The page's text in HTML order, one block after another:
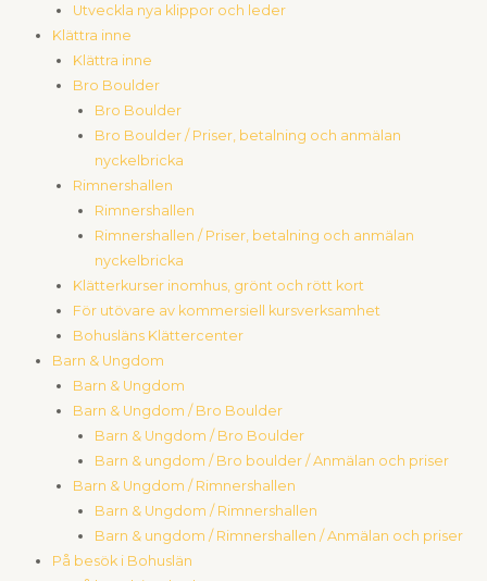
Utveckla nya klippor och leder
Klättra inne
Klättra inne
Bro Boulder
Bro Boulder
Bro Boulder / Priser, betalning och anmälan
nyckelbricka
Rimnershallen
Rimnershallen
Rimnershallen / Priser, betalning och anmälan
nyckelbricka
Klätterkurser inomhus, grönt och rött kort
För utövare av kommersiell kursverksamhet
Bohusläns Klättercenter
Barn & Ungdom
Barn & Ungdom
Barn & Ungdom / Bro Boulder
Barn & Ungdom / Bro Boulder
Barn & ungdom / Bro boulder / Anmälan och priser
Barn & Ungdom / Rimnershallen
Barn & Ungdom / Rimnershallen
Barn & ungdom / Rimnershallen / Anmälan och priser
På besök i Bohuslän